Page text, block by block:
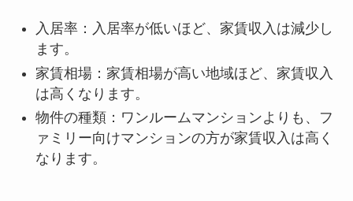
入居率：入居率が低いほど、家賃収入は減少し
ます。
家賃相場：家賃相場が高い地域ほど、家賃収入
は高くなります。
物件の種類：ワンルームマンションよりも、フ
ァミリー向けマンションの方が家賃収入は高く
なります。